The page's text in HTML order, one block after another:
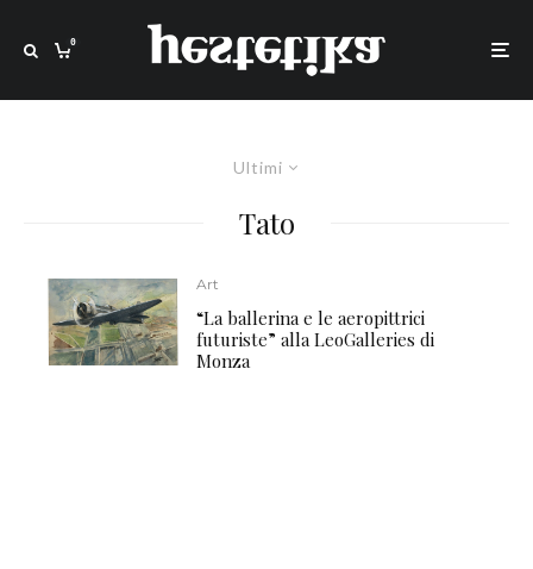
0
Ultimi
Tato
Art
“La ballerina e le aeropittrici
futuriste” alla LeoGalleries di
Monza